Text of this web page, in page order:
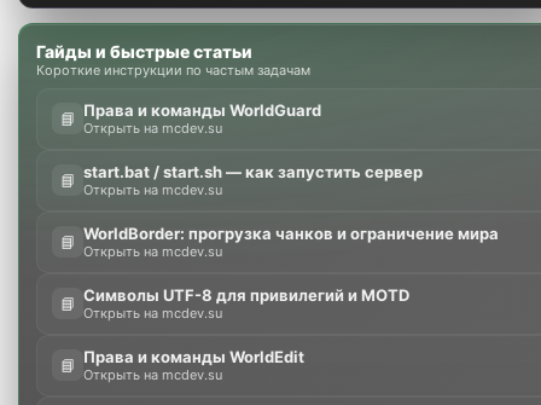
Гайды и быстрые статьи
Короткие инструкции по частым задачам
📘 Права и команды WorldGuard
Открыть на mcdev.su
📘 start.bat / start.sh — как запустить сервер
Открыть на mcdev.su
📘 WorldBorder: прогрузка чанков и ограничение мира
Открыть на mcdev.su
📘 Символы UTF-8 для привилегий и MOTD
Открыть на mcdev.su
📘 Права и команды WorldEdit
Открыть на mcdev.su